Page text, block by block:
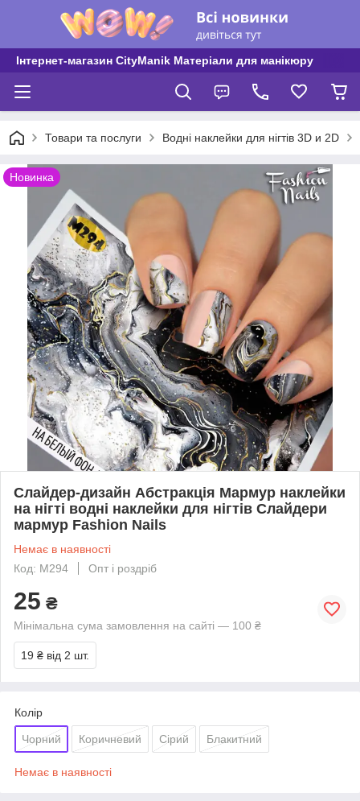
Інтернет-магазин CityManik Матеріали для манікюру
Товари та послуги Водні наклейки для нігтів 3D и 2D
Новинка
Слайдер-дизайн Абстракція Мармур наклейки
на нігті водні наклейки для нігтів Слайдери
мармур Fashion Nails
Немає в наявності
Код: М294
Опт і роздріб
25 ₴
Мінімальна сума замовлення на сайті — 100 ₴
19 ₴ від 2 шт.
Колір
Чорний Коричневий Сірий Блакитний
Немає в наявності